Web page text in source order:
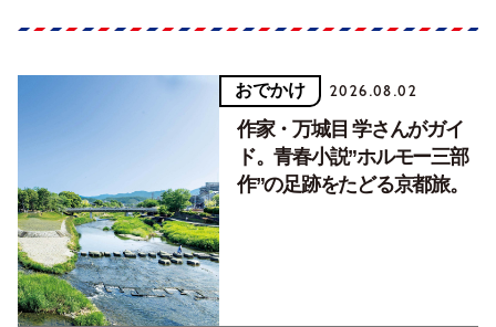
おでかけ 2026.08.02
作家・万城目 学さんがガイ
ド。青春小説”ホルモー三部
作”の足跡をたどる京都旅。